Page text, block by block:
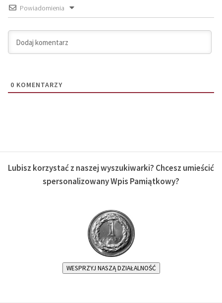
Powiadomienia
0 KOMENTARZY
Lubisz korzystać z naszej wyszukiwarki? Chcesz umieścić
spersonalizowany Wpis Pamiątkowy?
WESPRZYJ NASZĄ DZIAŁALNOŚĆ